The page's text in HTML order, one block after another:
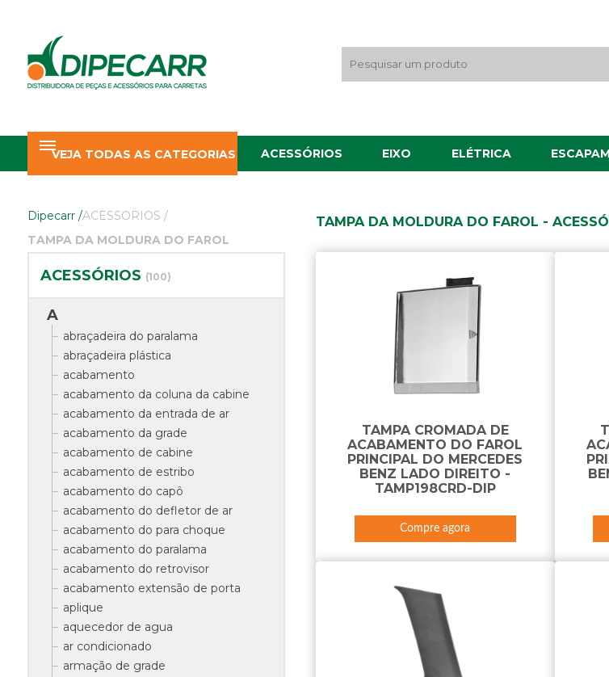
VEJA TODAS AS CATEGORIAS ACESSÓRIOS EIXO ELÉTRICA
Dipecarr /ACESSORIOS /
TAMPA DA MOLDURA DO FAROL
ACESSÓRIOS (100)
A
abraçadeira do paralama
abraçadeira plástica
acabamento
acabamento da coluna da cabine
acabamento da entrada de ar
acabamento da grade
acabamento de cabine
acabamento de estribo
acabamento do capô
acabamento do defletor de ar
acabamento do para choque
acabamento do paralama
acabamento do retrovisor
acabamento extensão de porta
aplique
aquecedor de agua
ar condicionado
armação de grade
TAMPA DA MOLDURA DO FAROL -
TAMPA CROMADA DE
ACABAMENTO DO FAROL
PRINCIPAL DO MERCEDES
BENZ LADO DIREITO -
TAMP198CRD-DIP
Compre agora